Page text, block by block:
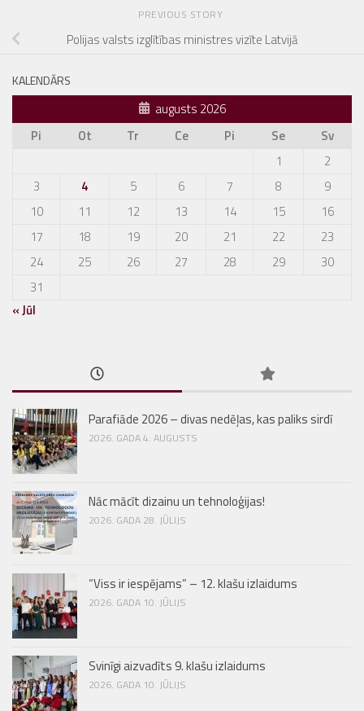
PREVIOUS STORY
Polijas valsts izglītības ministres vizīte Latvijā
KALENDĀRS
augusts 2026
Pi
Ot Tr Ce Pi Se
Sv
1
2
3
4 5 6 7 8
9
10
11 12 13 14 15
16
17
18 19 20 21 22
23
24
25 26 27 28 29
30
31
« Jūl
Parafiāde 2026 – divas nedēļas, kas paliks sirdī
2026. GADA 4. AUGUSTS
Nāc mācīt dizainu un tehnoloģijas!
2026. GADA 28. JŪLIJS
“Viss ir iespējams” – 12. klašu izlaidums
2026. GADA 10. JŪLIJS
Svinīgi aizvadīts 9. klašu izlaidums
2026. GADA 10. JŪLIJS